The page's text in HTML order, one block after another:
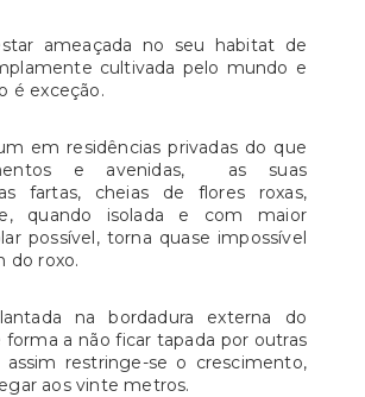
ameaçada no seu habitat de
cultivada pelo mundo e
é exceção.
em residências privadas do que
e avenidas, as suas
fartas, cheias de flores roxas,
e, quando isolada e com maior
possível, torna quase impossível
do roxo.
na bordadura externa do
forma a não ficar tapada por outras
assim restringe-se o crescimento,
aos vinte metros.